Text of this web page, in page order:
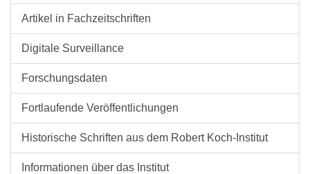
Artikel in Fachzeitschriften
Digitale Surveillance
Forschungsdaten
Fortlaufende Veröffentlichungen
Historische Schriften aus dem Robert Koch-Institut
Informationen über das Institut